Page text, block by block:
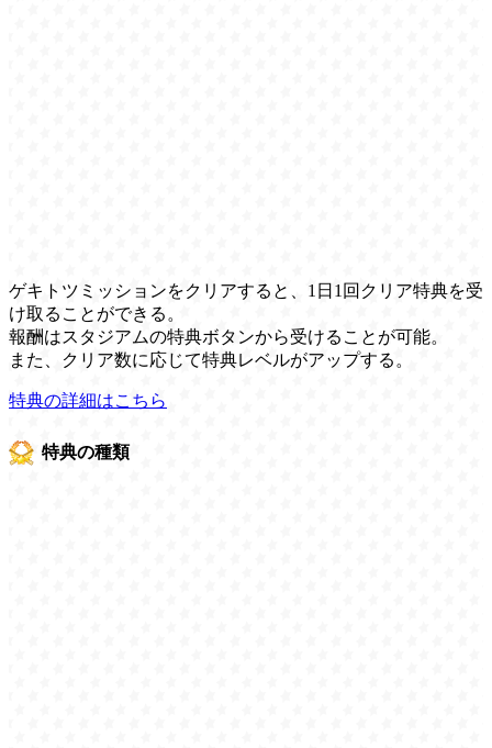
ゲキトツミッションをクリアすると、1日1回クリア特典を受
け取ることができる。
報酬はスタジアムの特典ボタンから受けることが可能。
また、クリア数に応じて特典レベルがアップする。
特典の詳細はこちら
特典の種類